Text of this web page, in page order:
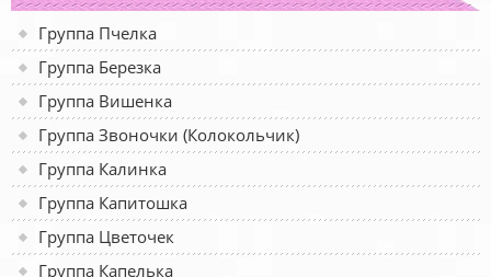
Группа Пчелка
Группа Березка
Группа Вишенка
Группа Звоночки (Колокольчик)
Группа Калинка
Группа Капитошка
Группа Цветочек
Группа Капелька